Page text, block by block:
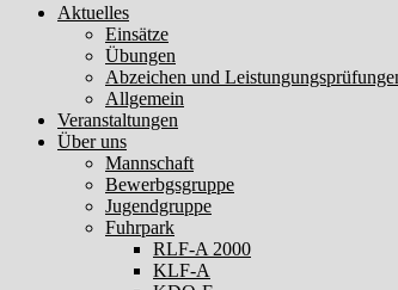
Aktuelles
Einsätze
Übungen
Abzeichen und
Allgemein
Veranstaltungen
Über uns
Mannschaft
Bewerbgsgruppe
Jugendgruppe
Fuhrpark
RLF-A 2000
KLF-A